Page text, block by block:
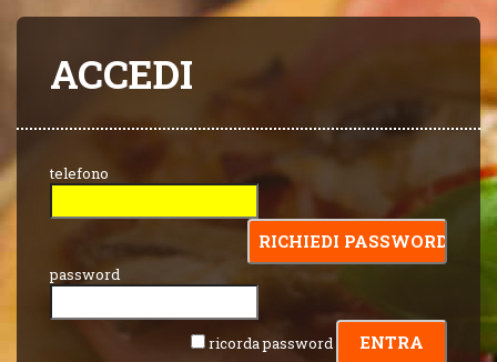
ACCEDI
telefono
password
ricorda password